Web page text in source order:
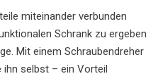
miteinander verbunden
Schrank zu ergeben
Mit einem Schraubendreher
ihn selbst – ein Vorteil